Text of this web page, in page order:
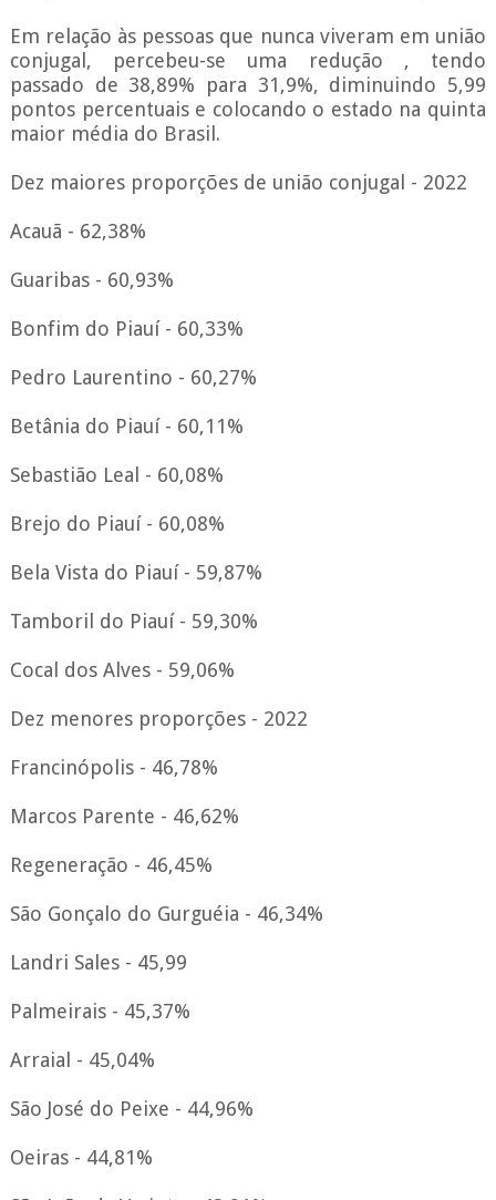
Em relação às pessoas que nunca viveram em união
conjugal, percebeu-se uma redução , tendo
passado de 38,89% para 31,9%, diminuindo 5,99
pontos percentuais e colocando o estado na quinta
maior média do Brasil.
Dez maiores proporções de união conjugal - 2022
Acauã - 62,38%
Guaribas - 60,93%
Bonfim do Piauí - 60,33%
Pedro Laurentino - 60,27%
Betânia do Piauí - 60,11%
Sebastião Leal - 60,08%
Brejo do Piauí - 60,08%
Bela Vista do Piauí - 59,87%
Tamboril do Piauí - 59,30%
Cocal dos Alves - 59,06%
Dez menores proporções - 2022
Francinópolis - 46,78%
Marcos Parente - 46,62%
Regeneração - 46,45%
São Gonçalo do Gurguéia - 46,34%
Landri Sales - 45,99
Palmeirais - 45,37%
Arraial - 45,04%
São José do Peixe - 44,96%
Oeiras - 44,81%